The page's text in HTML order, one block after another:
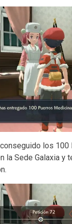
los
la Sede Galaxia y